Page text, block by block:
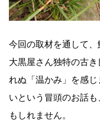
今回の取材を通して、
大黒屋さん独特の古
れぬ「温かみ」を感
いという冒頭のお話
もしれません。